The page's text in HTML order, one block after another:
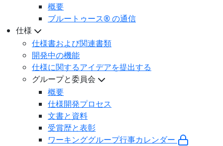
概要
ブルートゥース® の通信
仕様
仕様書および関連書類
開発中の機能
仕様に関するアイデアを提出する
グループと委員会
概要
仕様開発プロセス
文書と資料
受賞歴と表彰
ワーキンググループ行事カレンダー